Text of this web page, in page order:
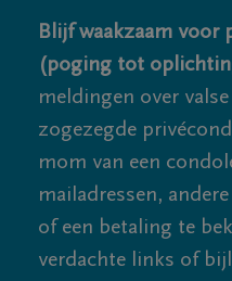
Blijf waakzaam voor
(poging tot
meldingen over
zogezegde
mom van een
mailadressen,
of een betaling te
verdachte links of